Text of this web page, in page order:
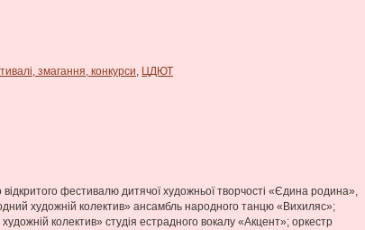
змагання, конкурси, ЦДЮТ
фестивалю дитячої художньої творчості «Єдина родина»,
художній колектив» ансамбль народного танцю «Вихиляс»;
колектив» студія естрадного вокалу «Акцент»; оркестр